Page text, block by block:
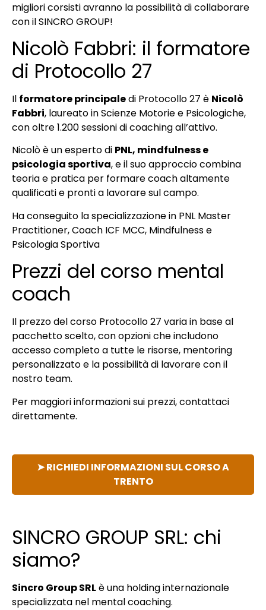
migliori corsisti avranno la possibilità di collaborare
con il SINCRO GROUP!
Nicolò Fabbri: il formatore
di Protocollo 27
Il formatore principaledi Protocollo 27 è Nicolò
Fabbri, laureato in Scienze Motorie e Psicologiche,
con oltre 1.200 sessioni di coaching all’attivo.
Nicolò è un esperto di PNL, mindfulness e
psicologia sportiva, e il suo approccio combina
teoria e pratica per formare coach altamente
qualificati e pronti a lavorare sul campo.
Ha conseguito la specializzazione in PNL Master
Practitioner, Coach ICF MCC, Mindfulness e
Psicologia Sportiva
Prezzi del corso mental
coach
Il prezzo del corso Protocollo 27 varia in base al
pacchetto scelto, con opzioni che includono
accesso completo a tutte le risorse, mentoring
personalizzato e la possibilità di lavorare con il
nostro team.
Per maggiori informazioni sui prezzi, contattaci
direttamente.
➤ RICHIEDI INFORMAZIONI SUL CORSO A
TRENTO
SINCRO GROUP SRL: chi
siamo?
Sincro Group SRLè una holding internazionale
specializzata nel mental coaching.